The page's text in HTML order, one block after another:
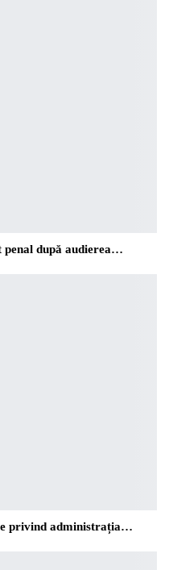
penal după audierea…
privind administrația…